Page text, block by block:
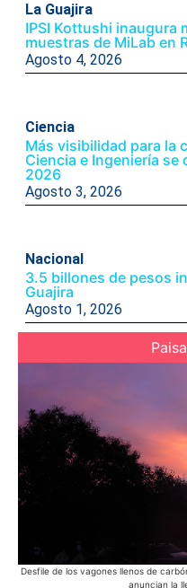
La Guajira
IPSI Kottushi inaugura
muestras de MiLab en
Agosto 4, 2026
Ciencia
Más visibilidad para la
Ciencia e Ingeniería se
2026
Agosto 3, 2026
Nacional
3.5 billones de pesos
Guajira
Agosto 1, 2026
Desfile de los vagones llenos de
anuncian la